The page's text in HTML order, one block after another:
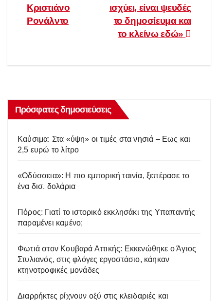
ισχύει, είναι ψευδές
το δημοσίευμα και
το κλείνω εδώ»
Κριστιάνο
Ρονάλντο
Πρόσφατες δημοσιεύσεις
Kαύσιμα: Στα «ύψη» οι τιμές στα νησιά – Eως και
2,5 ευρώ το λίτρο
«Οδύσσεια»: Η πιο εμπορική ταινία, ξεπέρασε το
ένα δισ. δολάρια
Πόρος: Γιατί το ιστορικό εκκλησάκι της Υπαπαντής
παραμένει καμένο;
Φωτιά στον Κουβαρά Αττικής: Εκκενώθηκε ο Άγιος
Στυλιανός, στις φλόγες εργοστάσιο, κάηκαν
κτηνοτροφικές μονάδες
Διαρρήκτες ρίχνουν οξύ στις κλειδαριές και